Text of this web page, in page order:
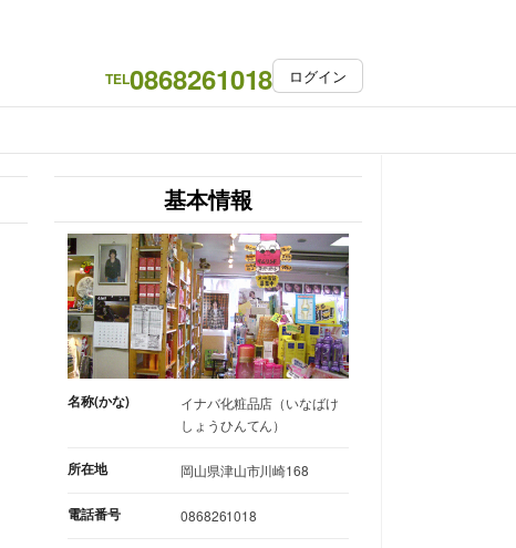
TEL0868261018 ログイン
基本情報
名称(かな)
イナバ化粧品店（いなばけ
しょうひんてん）
所在地 岡山県津山市川崎168
電話番号 0868261018